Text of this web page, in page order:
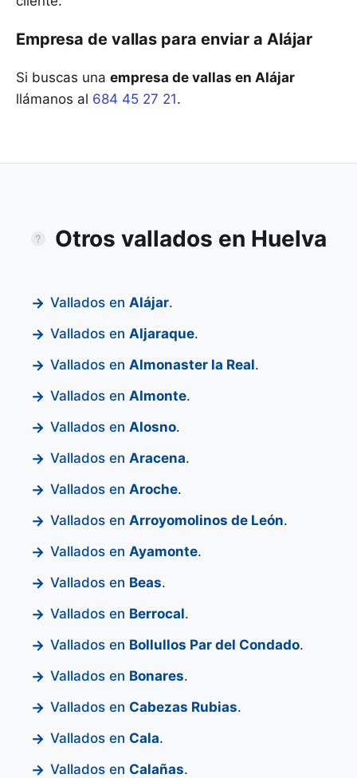
Empresa de vallas para enviar a Alájar
Si buscas una empresa de vallas en Alájar
llámanos al 684 45 27 21.
Otros vallados en Huelva
Vallados en Alájar.
Vallados en Aljaraque.
Vallados en Almonaster la Real.
Vallados en Almonte.
Vallados en Alosno.
Vallados en Aracena.
Vallados en Aroche.
Vallados en Arroyomolinos de León.
Vallados en Ayamonte.
Vallados en Beas.
Vallados en Berrocal.
Vallados en Bollullos Par del Condado.
Vallados en Bonares.
Vallados en Cabezas Rubias.
Vallados en Cala.
Vallados en Calañas.